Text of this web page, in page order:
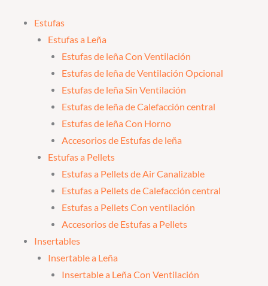
Estufas
Estufas a Leña
Estufas de leña Con Ventilación
Estufas de leña de Ventilación Opcional
Estufas de leña Sin Ventilación
Estufas de leña de Calefacción central
Estufas de leña Con Horno
Accesorios de Estufas de leña
Estufas a Pellets
Estufas a Pellets de Air Canalizable
Estufas a Pellets de Calefacción central
Estufas a Pellets Con ventilación
Accesorios de Estufas a Pellets
Insertables
Insertable a Leña
Insertable a Leña Con Ventilación